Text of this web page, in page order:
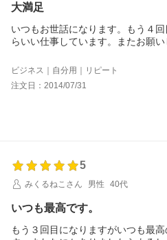
大満足
いつもお世話になります。もう４
らいい仕事しています。またお願い
ビジネス｜自分用｜リピート
注文日：2014/07/31
5
みくるねこさん
男性 40代
いつも最高です。
もう３回目になりますがいつも最